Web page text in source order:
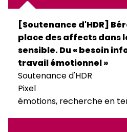
[Soutenance d'HDR]
place des affects dans
sensible. Du « besoin
travail émotionnel »
Soutenance d'HDR
Pixel
émotions, recherche en